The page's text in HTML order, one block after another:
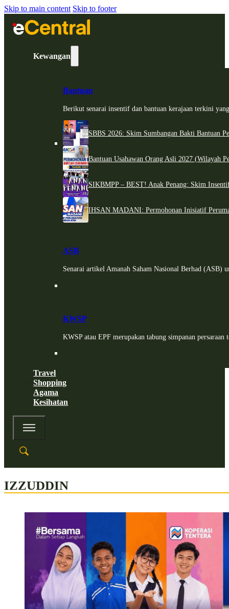
Skip to main content Skip to footer
Kewangan
Bantuan
Berikut senarai insentif dan bantuan kerajaan terkini
SBBS 2026: Skim Sumbangan Bakti Bantuan
Bantuan Usahawan Orang Asli 2027 (Wilayah
SIKBMPP – BEST! Anak Penang: Skim
IHSAN MADANI: Permohonan Inisiatif
ASB
Senarai artikel Amanah Saham Nasional Berhad (ASB)
KWSP
KWSP atau EPF merupakan tabung simpanan persaraan
Travel
Shopping
Agama
Kesihatan
IZZUDDIN